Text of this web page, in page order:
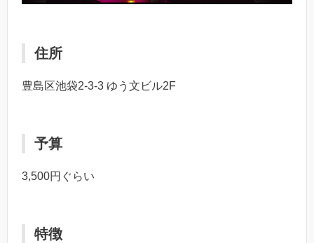
住所
豊島区池袋2-3-3 ゆう文ビル2F
予算
3,500円ぐらい
特徴